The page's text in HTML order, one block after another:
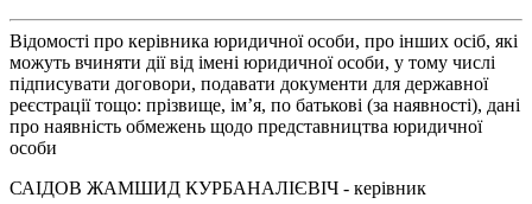
Відомості про керівника юридичної особи, про інших осіб, які
можуть вчиняти дії від імені юридичної особи, у тому числі
підписувати договори, подавати документи для державної
реєстрації тощо: прізвище, ім’я, по батькові (за наявності), дані
про наявність обмежень щодо представництва юридичної
особи
САІДОВ ЖАМШИД КУРБАНАЛІЄВІЧ - керівник